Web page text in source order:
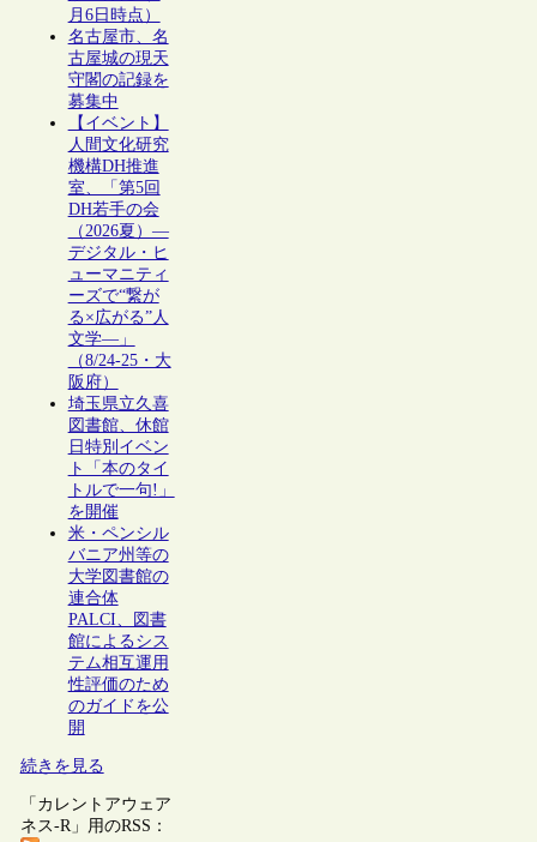
月6日時点）
名古屋市、名
古屋城の現天
守閣の記録を
募集中
【イベント】
人間文化研究
機構DH推進
室、「第5回
DH若手の会
（2026夏）―
デジタル・ヒ
ューマニティ
ーズで“繋が
る×広がる”人
文学―」
（8/24-25・大
阪府）
埼玉県立久喜
図書館、休館
日特別イベン
ト「本のタイ
トルで一句!」
を開催
米・ペンシル
バニア州等の
大学図書館の
連合体
PALCI、図書
館によるシス
テム相互運用
性評価のため
のガイドを公
開
続きを見る
「カレントアウェア
ネス-R」用のRSS：